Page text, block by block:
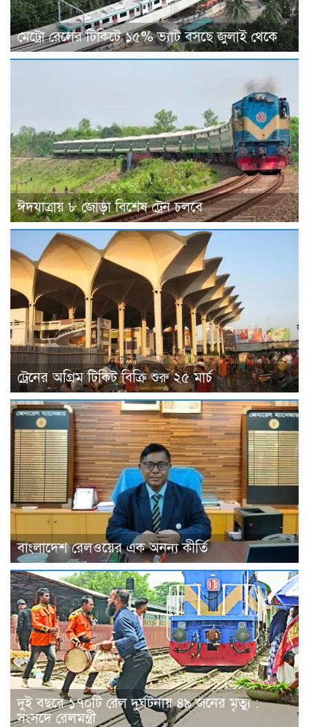
মেট্রো রেলের টিকিটে ১৫% ভ্যাট বসছে জুলাই থেকে
ঈদযাত্রায় ৮ জোড়া বিশেষ ট্রেন চলবে
ট্রেনের অগ্রিম টিকিট বিক্রি শুরু ২৫ মার্চ
বাংলাদেশ রেলওয়ের এক অনন্য কীর্তি
দুই বছরে ১৭০টি রেল দুর্ঘটনায় ৪৯ জনের মৃত্যু :
সংসদে রেলমন্ত্রী